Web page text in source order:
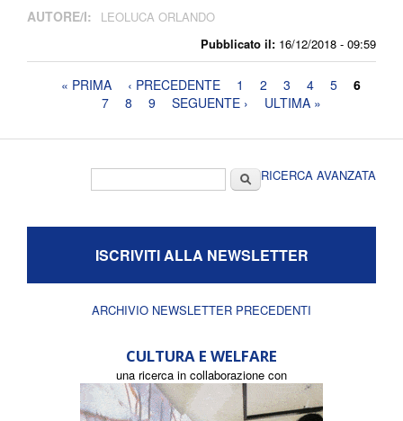
Pubblicato il: 16/12/2018 - 09:59
AUTORE/I: LEOLUCA ORLANDO
Pagine« PRIMA ‹ PRECEDENTE 1 2 3 4 5
6
7
8 9 SEGUENTE › ULTIMA »
CercaRICERCA AVANZATA
ISCRIVITI ALLA NEWSLETTER
ARCHIVIO NEWSLETTER PRECEDENTI
CULTURA E WELFARE
una ricerca in collaborazione con